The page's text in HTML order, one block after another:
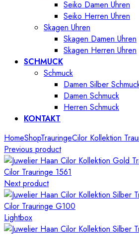
Seiko Damen Uhren
Seiko Herren Uhren
Skagen Uhren
Skagen Damen Uhren
Skagen Herren Uhren
SCHMUCK
Schmuck
Damen Silber
Damen Schmuck
Herren Schmuck
KONTAKT
HomeShopTrauringeCilor Kollektion
Previous product
Cilor Trauringe 1561
Next product
Cilor Trauringe G100
Lightbox